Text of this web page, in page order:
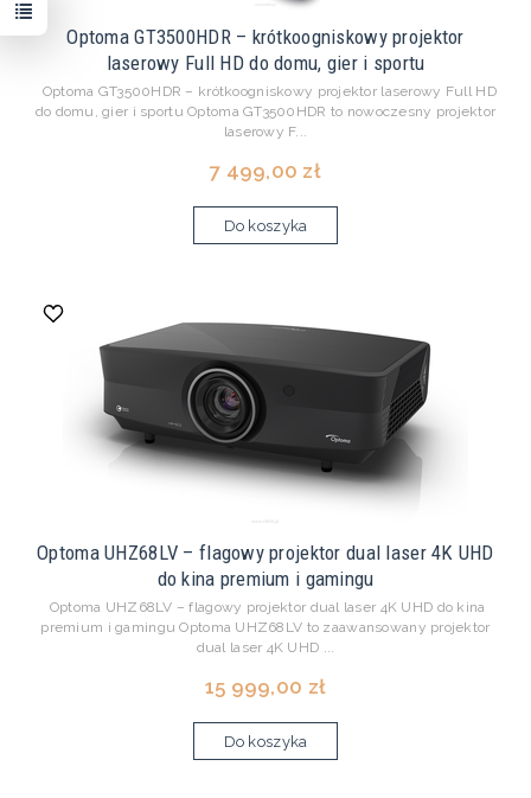
Optoma GT3500HDR – krótkoogniskowy projektor
laserowy Full HD do domu, gier i sportu
Optoma GT3500HDR – krótkoogniskowy projektor laserowy Full HD
do domu, gier i sportu Optoma GT3500HDR to nowoczesny projektor
laserowy F...
7 499,00 zł
Do koszyka
Optoma UHZ68LV – flagowy projektor dual laser 4K UHD
do kina premium i gamingu
Optoma UHZ68LV – flagowy projektor dual laser 4K UHD do kina
premium i gamingu Optoma UHZ68LV to zaawansowany projektor
dual laser 4K UHD ...
15 999,00 zł
Do koszyka